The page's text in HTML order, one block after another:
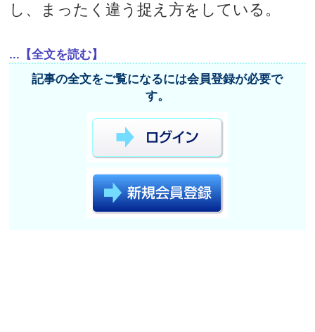
し、まったく違う捉え方をしている。
...【全文を読む】
記事の全文をご覧になるには会員登録が必要で
す。